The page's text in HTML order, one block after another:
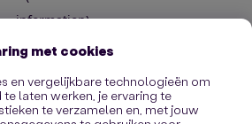
information).
met cookies
en vergelijkbare technologieën om
laten werken, je ervaring te
te verzamelen en, met jouw